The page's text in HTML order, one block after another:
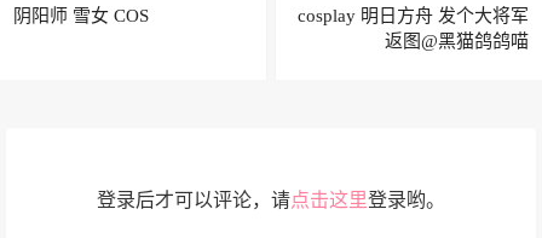
阴阳师 雪女 COS
cosplay 明日方舟 发个大将军
返图@黑猫鸽鸽喵
登录后才可以评论，请点击这里登录哟。